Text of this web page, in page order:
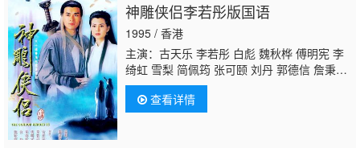
永健 廖启智 谈佩珊 凌汉 王伟 黄新 李子奇 黄
天铎 方傑 邓煜荣 何璧坚 雷穎怡 黎秀英 冯瑞
珍 廖丽丽 曾健明 任达华 黄锦燊
神雕侠侣李若彤版国语
1995 / 香港
主演：古天乐 李若彤 白彪 魏秋桦 傅明宪 李
绮虹 雪梨 简佩筠 张可颐 刘丹 郭德信 詹秉
熙 朱铁和 骆应钧 吴家辉 李家强 戴志伟 江
毅 黄仲匡 张翼 苏玉华 黎耀祥 李国麟 吴家
乐 李子雄 何洁珊 李耀景 冯晓文 刘江 李丽
查看详情